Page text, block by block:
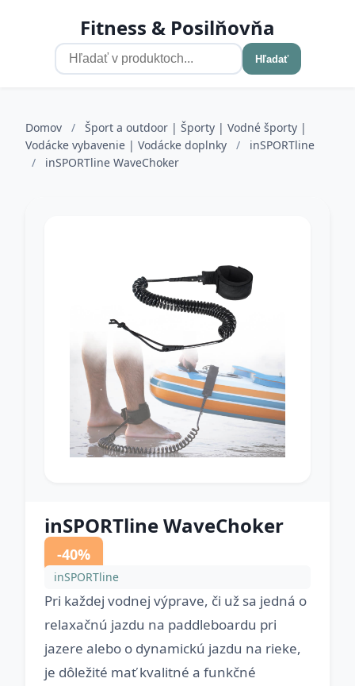
Fitness & Posilňovňa
Hľadať
Domov /
Šport a outdoor | Športy | Vodné športy |
Vodácke vybavenie | Vodácke doplnky
/
inSPORTline
/
inSPORTline WaveChoker
inSPORTline WaveChoker
-40%
inSPORTline
Pri každej vodnej výprave, či už sa jedná o
relaxačnú jazdu na paddleboardu pri
jazere alebo o dynamickú jazdu na rieke,
je dôležité mať kvalitné a funkčné